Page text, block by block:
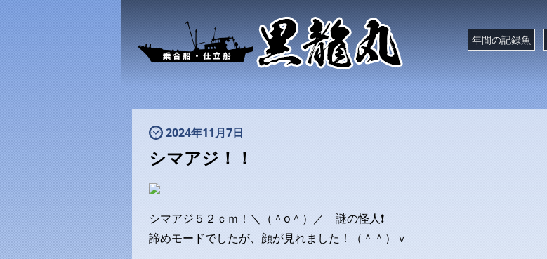
年間の記録魚
2024年11月7日
シマアジ！！
シマアジ５２ｃｍ！＼（＾o＾）／ 謎の怪人❗
諦めモードでしたが、顔が見れました！（＾＾）ｖ